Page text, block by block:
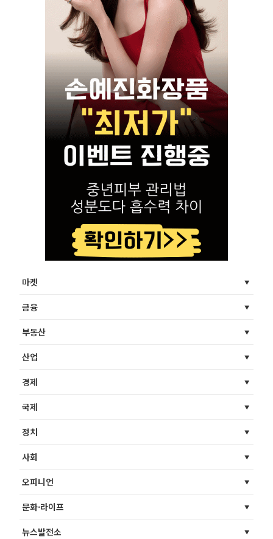
마켓
금융
부동산
산업
경제
국제
정치
사회
오피니언
문화·라이프
뉴스발전소